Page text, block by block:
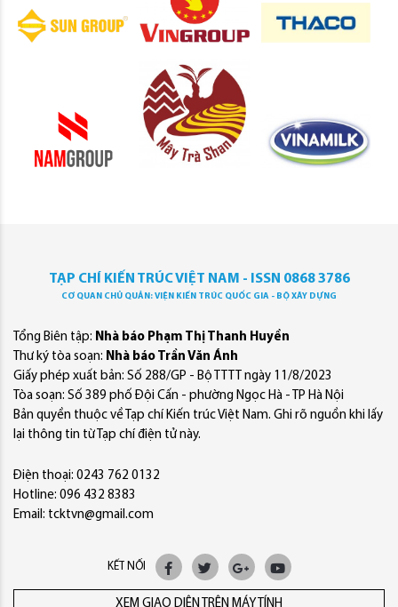
TẠP CHÍ KIẾN TRÚC VIỆT NAM - ISSN 0868 3786
CƠ QUAN CHỦ QUẢN: VIỆN KIẾN TRÚC QUỐC GIA - BỘ XÂY DỰNG
Tổng Biên tập: Nhà báo Phạm Thị Thanh Huyền
Thư ký tòa soạn: Nhà báo Trần Văn Ánh
Giấy phép xuất bản: Số 288/GP - Bộ TTTT ngày 11/8/2023
Tòa soạn: Số 389 phố Đội Cấn - phường Ngọc Hà - TP Hà Nội
Bản quyền thuộc về Tạp chí Kiến trúc Việt Nam. Ghi rõ nguồn khi lấy
lại thông tin từ Tạp chí điện tử này.
Điện thoại: 0243 762 0132
Hotline: 096 432 8383
Email: tcktvn@gmail.com
KẾT NỐI
XEM GIAO DIỆN TRÊN MÁY TÍNH